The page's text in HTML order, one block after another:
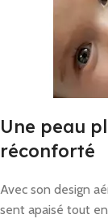
Une peau
réconforté
Avec son design
sent apaisé tout